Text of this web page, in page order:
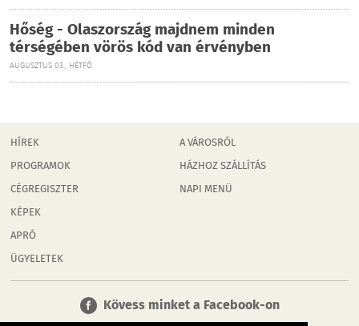
Hőség - Olaszország majdnem minden
térségében vörös kód van érvényben
AUGUSZTUS 03., HÉTFŐ
HÍREK
PROGRAMOK
CÉGREGISZTER
KÉPEK
APRÓ
ÜGYELETEK
A VÁROSRÓL
HÁZHOZ SZÁLLÍTÁS
NAPI MENÜ
Kövess minket a Facebook-on